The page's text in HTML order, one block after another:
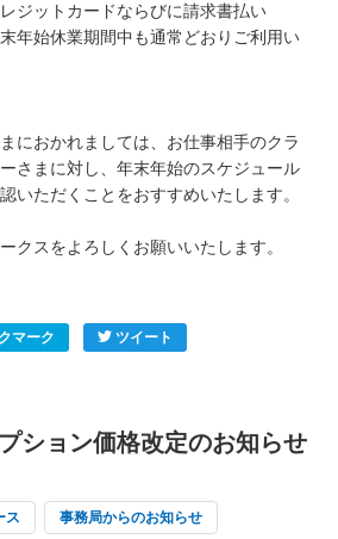
ジットカードならびに請求書払い
年始休業期間中も通常どおりご利用い
におかれましては、お仕事相手のクラ
さまに対し、年末年始のスケジュール
いただくことをおすすめいたします。
クスをよろしくお願いいたします。
マーク ツイート
ション価格改定のお知らせ
ス 事務局からのお知らせ